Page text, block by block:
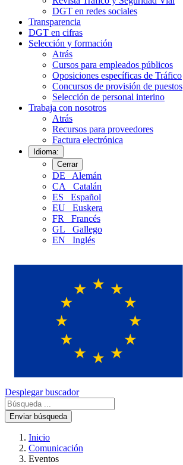
DGT en redes sociales
Transparencia
DGT en cifras
Selección y formación
Atrás
Cursos para empleados públicos
Oposiciones específicas de Tráfico
Concursos de provisión de puestos
Selección de personal interino
Trabaja con nosotros
Atrás
Recursos para proveedores
Factura electrónica
Idioma:
Cerrar
DE
Alemán
CA
Catalán
ES
Español
EU
Euskera
FR
Francés
GL
Gallego
EN
Inglés
Desplegar buscador
Enviar búsqueda
Inicio
Comunicación
Eventos